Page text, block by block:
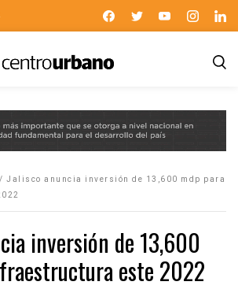
/ Jalisco anuncia inversión de 13,600 mdp para
inversión de 13,600
este 2022